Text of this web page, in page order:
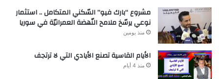
مشروع “بارك فيو” السّكني المتكامل .. استثمار
نوعي يرسّخ ملامح النّهضة العمرانيّة في سوريا
منذ يومين
الأيام القاسية تصنع الأيادي التي لا ترتجف
منذ 4 أيام